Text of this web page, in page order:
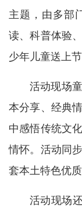
主题，由多部
读、科普体验
少年儿童送上节
活动现场
本分享、经典
中感悟传统文
情怀。活动同
套本土特色优
活动现场